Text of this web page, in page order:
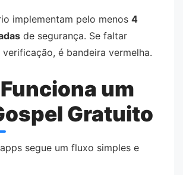
implementam pelo menos 4
de segurança. Se faltar
é bandeira vermelha.
um
Gratuito
segue um fluxo simples e